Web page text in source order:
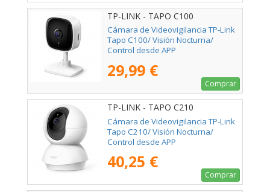
TP-LINK - TAPO C100
Cámara de Videovigilancia TP-Link
Tapo C100/ Visión Nocturna/
Control desde APP
29,99 €
Comprar
TP-LINK - TAPO C210
Cámara de Videovigilancia TP-Link
Tapo C210/ Visión Nocturna/
Control desde APP
40,25 €
Comprar